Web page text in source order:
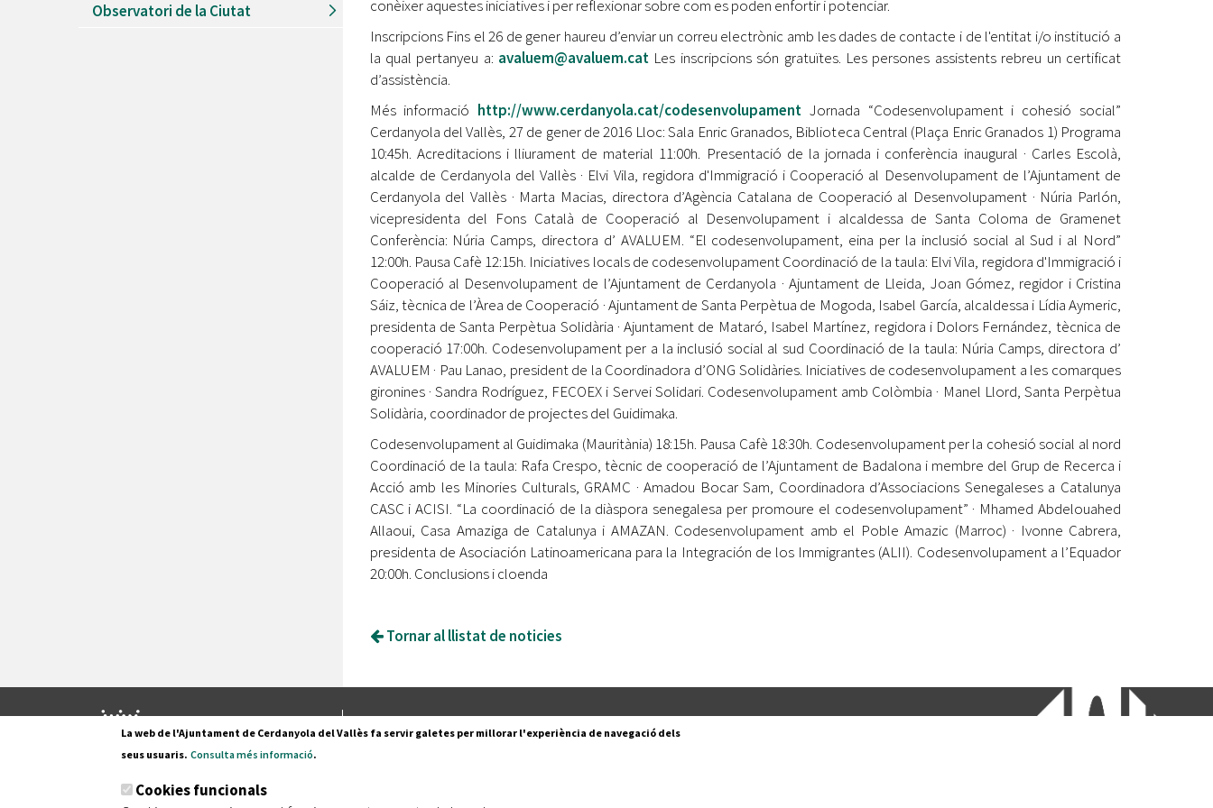
Observatori de la Ciutat
conèixer aquestes iniciatives i per reflexionar sobre com es poden enfortir i potenciar.
Inscripcions Fins el 26 de gener haureu d’enviar un correu electrònic amb les dades de contacte i de l'entitat i/o institució a
la qual pertanyeu a: avaluem@avaluem.cat Les inscripcions són gratuïtes. Les persones assistents rebreu un certificat
d’assistència.
Més informació http://www.cerdanyola.cat/codesenvolupament Jornada “Codesenvolupament i cohesió social”
Cerdanyola del Vallès, 27 de gener de 2016 Lloc: Sala Enric Granados, Biblioteca Central (Plaça Enric Granados 1) Programa
10:45h. Acreditacions i lliurament de material 11:00h. Presentació de la jornada i conferència inaugural · Carles Escolà,
alcalde de Cerdanyola del Vallès · Elvi Vila, regidora d'Immigració i Cooperació al Desenvolupament de l’Ajuntament de
Cerdanyola del Vallès · Marta Macias, directora d’Agència Catalana de Cooperació al Desenvolupament · Núria Parlón,
vicepresidenta del Fons Català de Cooperació al Desenvolupament i alcaldessa de Santa Coloma de Gramenet
Conferència: Núria Camps, directora d’ AVALUEM. “El codesenvolupament, eina per la inclusió social al Sud i al Nord”
12:00h. Pausa Cafè 12:15h. Iniciatives locals de codesenvolupament Coordinació de la taula: Elvi Vila, regidora d'Immigració i
Cooperació al Desenvolupament de l’Ajuntament de Cerdanyola · Ajuntament de Lleida, Joan Gómez, regidor i Cristina
Sáiz, tècnica de l’Àrea de Cooperació · Ajuntament de Santa Perpètua de Mogoda, Isabel García, alcaldessa i Lídia Aymeric,
presidenta de Santa Perpètua Solidària · Ajuntament de Mataró, Isabel Martínez, regidora i Dolors Fernández, tècnica de
cooperació 17:00h. Codesenvolupament per a la inclusió social al sud Coordinació de la taula: Núria Camps, directora d’
AVALUEM · Pau Lanao, president de la Coordinadora d’ONG Solidàries. Iniciatives de codesenvolupament a les comarques
gironines · Sandra Rodríguez, FECOEX i Servei Solidari. Codesenvolupament amb Colòmbia · Manel Llord, Santa Perpètua
Solidària, coordinador de projectes del Guidimaka.
Codesenvolupament al Guidimaka (Mauritània) 18:15h. Pausa Cafè 18:30h. Codesenvolupament per la cohesió social al nord
Coordinació de la taula: Rafa Crespo, tècnic de cooperació de l’Ajuntament de Badalona i membre del Grup de Recerca i
Acció amb les Minories Culturals, GRAMC · Amadou Bocar Sam, Coordinadora d’Associacions Senegaleses a Catalunya
CASC i ACISI. “La coordinació de la diàspora senegalesa per promoure el codesenvolupament” · Mhamed Abdelouahed
Allaoui, Casa Amaziga de Catalunya i AMAZAN. Codesenvolupament amb el Poble Amazic (Marroc) · Ivonne Cabrera,
presidenta de Asociación Latinoamericana para la Integración de los Immigrantes (ALII). Codesenvolupament a l’Equador
20:00h. Conclusions i cloenda
Tornar al llistat de noticies
Pl. Francesc Layret, s/n
Segueix-nos a:
La web de l'Ajuntament de Cerdanyola del Vallès fa servir galetes per millorar l'experiència de navegació dels
seus usuaris. Consulta més informació.
Cookies funcionals